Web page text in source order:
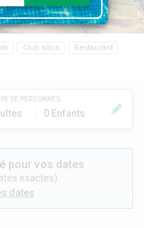
Club ados
Restaurant
DE PERSONNES
0 Enfants
pour vos dates
exactes)
dates